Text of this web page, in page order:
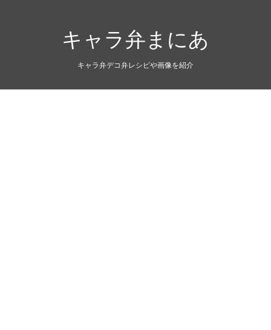
キャラ弁まにあ
キャラ弁デコ弁レシピや画像を紹介